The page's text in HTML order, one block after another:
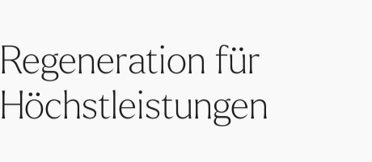
Regeneration für
Höchstleistungen